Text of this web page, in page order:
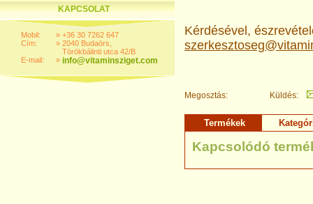
KAPCSOLAT
Mobil:
Cím:
E-mail:
»
»
»
+36 30 7262 647
2040 Budaörs,
Törökbálinti utca 42/B
info@vitaminsziget.com
Kérdésével,
Megosztás: Küldés:
Termékek
Kapcsolódó